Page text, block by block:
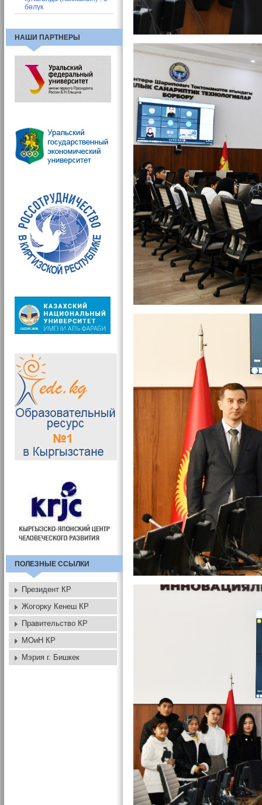
бөлүк
НАШИ ПАРТНЕРЫ
ПОЛЕЗНЫЕ ССЫЛКИ
Президент КР
Жогорку Кенеш КР
Правительство КР
МОиН КР
Мэрия г. Бишкек